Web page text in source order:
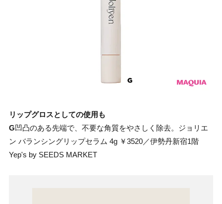
リップグロスとしての使用も
G凹凸のある先端で、不要な角質をやさしく除去。ジョリエ
ン バランシングリップセラム 4g ￥3520／伊勢丹新宿1階
Yep's by SEEDS MARKET